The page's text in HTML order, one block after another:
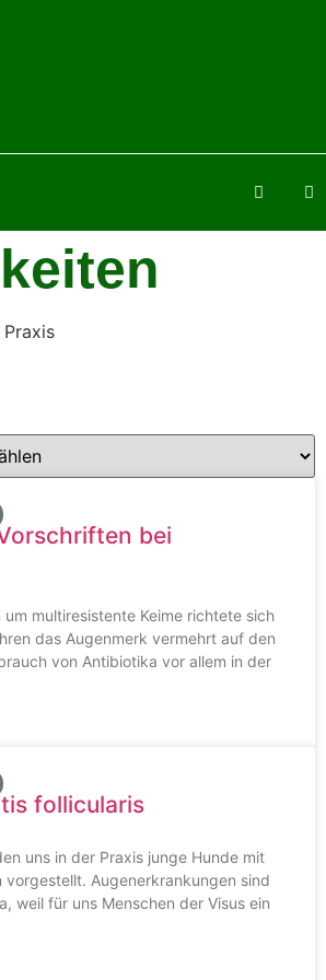
Praxis
bei
um multiresistente Keime richtete sich
das Augenmerk vermehrt auf den
von Antibiotika vor allem in der
follicularis
uns in der Praxis junge Hunde mit
vorgestellt. Augenerkrankungen sind
weil für uns Menschen der Visus ein